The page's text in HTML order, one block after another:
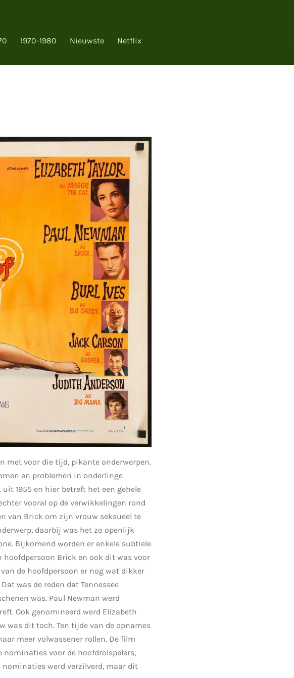
1970-1980 Nieuwste Netflix
met voor die tijd, pikante onderwerpen.
en problemen in onderlinge
1955 en hier betreft het een gehele
vooral op de verwikkelingen rond
van Brick om zijn vrouw seksueel te
daarbij was het zo openlijk
Bijkomend worden er enkele subtiele
Brick en ook dit was voor
de hoofdpersoon er nog wat dikker
was de reden dat Tennessee
was. Paul Newman werd
Ook genomineerd werd Elizabeth
was dit toch. Ten tijde van de opnames
meer volwassener rollen. De film
nominaties voor de hoofdrolspelers,
nominaties werd verzilverd, maar dit